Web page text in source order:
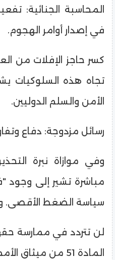
​المحاسبة الجنائية:
في إصدار أوامر الهجوم.
​كسر حاجز الإفلات من
تجاه هذه السلوكيات
الأمن والسلم الدوليين.
​رسائل مزدوجة: دفاع
​وفي موازاة نبرة
مباشرة تشير إلى وجود
سياسة الضغط الأقصى.
​لن تتردد في ممارسة
المادة 51 من ميثاق الأمم المتحدة.